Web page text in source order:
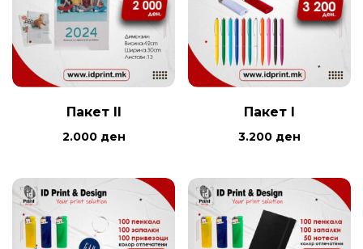
Пакет II
2.000 ден
Пакет I
3.200 ден